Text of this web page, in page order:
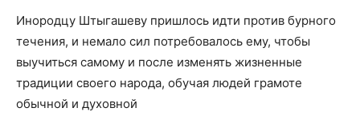
Инородцу Штыгашеву пришлось идти против бурного
течения, и немало сил потребовалось ему, чтобы
выучиться самому и после изменять жизненные
традиции своего народа, обучая людей грамоте
обычной и духовной